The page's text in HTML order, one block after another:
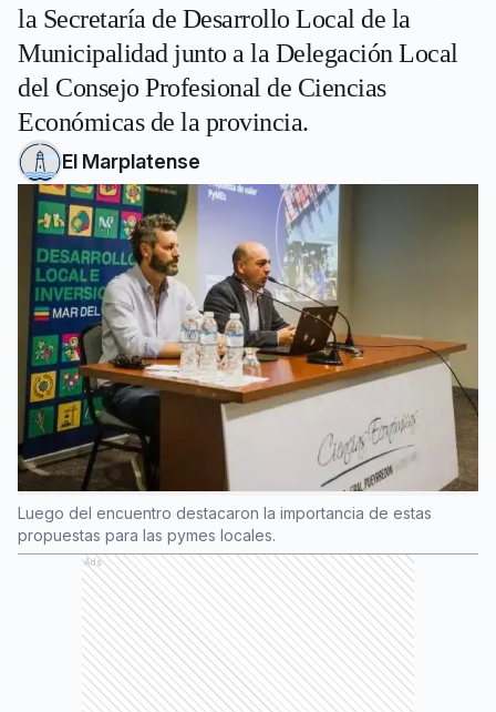
la Secretaría de Desarrollo Local de la
Municipalidad junto a la Delegación Local
del Consejo Profesional de Ciencias
Económicas de la provincia.
El Marplatense
Luego del encuentro destacaron la importancia de estas
propuestas para las pymes locales.
Ads